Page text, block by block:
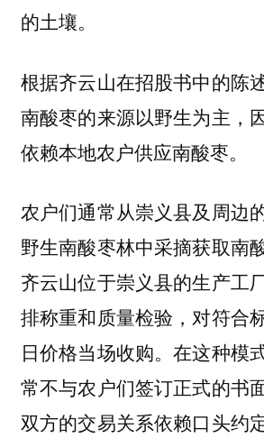
的土壤。
根据齐云山在招股书中的陈
南酸枣的来源以野生为主，
依赖本地农户供应南酸枣。
农户们通常从崇义县及周边
野生南酸枣林中采摘获取南
齐云山位于崇义县的生产工
排称重和质量检验，对符合
日价格当场收购。在这种模
常不与农户们签订正式的书
双方的交易关系依赖口头约